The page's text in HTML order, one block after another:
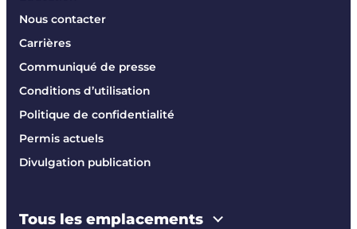
Nous contacter
Carrières
Communiqué de presse
Conditions d’utilisation
Politique de confidentialité
Permis actuels
Divulgation publication
Tous les emplacements